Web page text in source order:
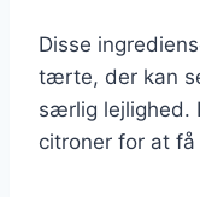
Disse
tærte, der kan
særlig lejlighed.
citroner for at